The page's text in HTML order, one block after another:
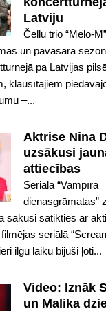
Latviju
Čellu trio “Melo-
un pavasara
pa Latvijas
klausītājiem
–...
Aktrise Nina
uzsākusi
attiecības
Seriāla “Vampīra
dienasgrāmatas”
sākusi satikties ar
seriālā
ilgu laiku bijuši ļoti...
Video: Iznāk
un Malika